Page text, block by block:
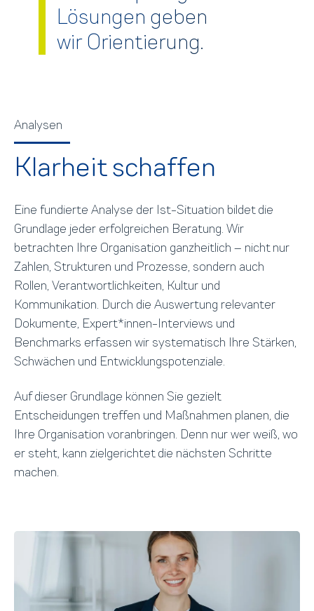
Lösungen geben
wir Orientierung.
Analysen
Klarheit schaffen
Eine fundierte Analyse der Ist-Situation bildet die
Grundlage jeder erfolgreichen Beratung. Wir
betrachten Ihre Organisation ganzheitlich – nicht nur
Zahlen, Strukturen und Prozesse, sondern auch
Rollen, Verantwortlichkeiten, Kultur und
Kommunikation. Durch die Auswertung relevanter
Dokumente, Expert*innen-Interviews und
Benchmarks erfassen wir systematisch Ihre Stärken,
Schwächen und Entwicklungspotenziale.
Auf dieser Grundlage können Sie gezielt
Entscheidungen treffen und Maßnahmen planen, die
Ihre Organisation voranbringen. Denn nur wer weiß, wo
er steht, kann zielgerichtet die nächsten Schritte
machen.